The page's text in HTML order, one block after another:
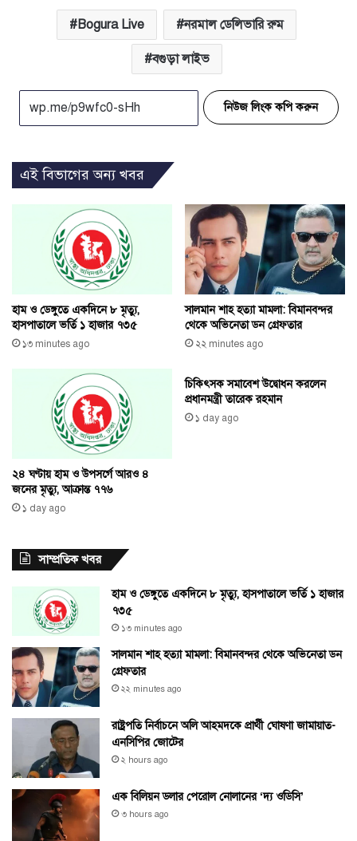
Bogura Live নরমাল ডেলিভারি রুম
বগুড়া লাইভ
নিউজ লিংক কপি করুন
এই বিভাগের অন্য খবর
হাম ও ডেঙ্গুতে একদিনে ৮ মৃত্যু,
হাসপাতালে ভর্তি ১ হাজার ৭৩৫
১৩ minutes ago
সালমান শাহ হত্যা মামলা: বিমানবন্দর
থেকে অভিনেতা ডন গ্রেফতার
২২ minutes ago
২৪ ঘণ্টায় হাম ও উপসর্গে আরও ৪
জনের মৃত্যু, আক্রান্ত ৭৭৬
১ day ago
চিকিৎসক সমাবেশ উদ্বোধন করলেন
প্রধানমন্ত্রী তারেক রহমান
১ day ago
সাম্প্রতিক খবর
হাম ও ডেঙ্গুতে একদিনে ৮ মৃত্যু, হাসপাতালে ভর্তি ১ হাজার
৭৩৫
১৩ minutes ago
সালমান শাহ হত্যা মামলা: বিমানবন্দর থেকে অভিনেতা ডন
গ্রেফতার
২২ minutes ago
রাষ্ট্রপতি নির্বাচনে অলি আহমদকে প্রার্থী ঘোষণা জামায়াত-
এনসিপির জোটের
২ hours ago
এক বিলিয়ন ডলার পেরোল নোলানের ‘দ্য ওডিসি’
৩ hours ago